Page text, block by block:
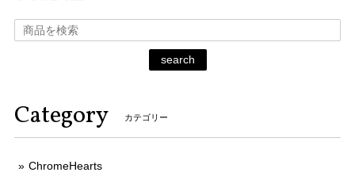
search
Category カテゴリー
ChromeHearts